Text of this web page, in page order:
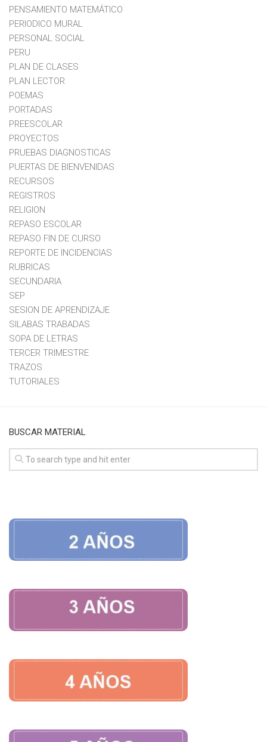
PENSAMIENTO MATEMÁTICO
PERIODICO MURAL
PERSONAL SOCIAL
PERU
PLAN DE CLASES
PLAN LECTOR
POEMAS
PORTADAS
PREESCOLAR
PROYECTOS
PRUEBAS DIAGNOSTICAS
PUERTAS DE BIENVENIDAS
RECURSOS
REGISTROS
RELIGION
REPASO ESCOLAR
REPASO FIN DE CURSO
REPORTE DE INCIDENCIAS
RUBRICAS
SECUNDARIA
SEP
SESION DE APRENDIZAJE
SILABAS TRABADAS
SOPA DE LETRAS
TERCER TRIMESTRE
TRAZOS
TUTORIALES
BUSCAR MATERIAL